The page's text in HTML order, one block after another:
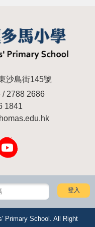
沙島街145號
/ 2788 2686
1841
Primary School. All Right